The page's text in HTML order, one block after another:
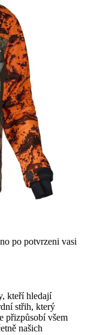
po potvrzeni vasi
kteří hledají
střih, který
přizpůsobí všem
našich